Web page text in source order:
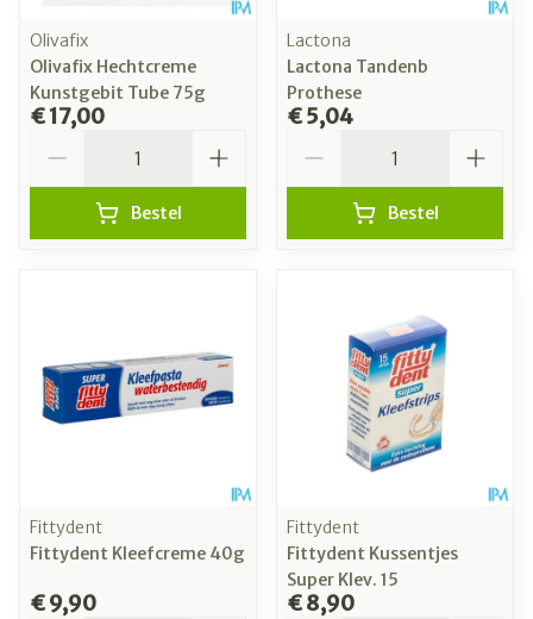
Olivafix
Olivafix Hechtcreme
Kunstgebit Tube 75g
€ 17,00
Bestel
Lactona
Lactona Tandenb
Prothese
€ 5,04
Bestel
Fittydent
Fittydent Kleefcreme 40g
€ 9,90
Fittydent
Fittydent Kussentjes
Super Klev. 15
€ 8,90